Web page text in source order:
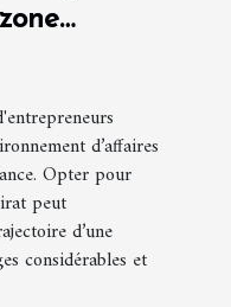
d’affaires
Opter pour
peut
d’une
considérables et